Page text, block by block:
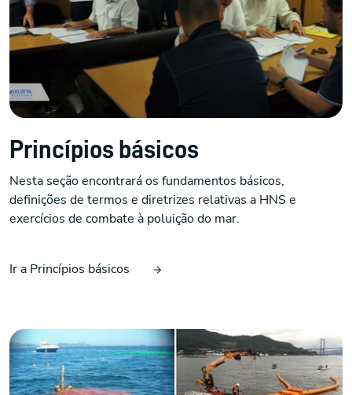
Princípios básicos
Nesta seção encontrará os fundamentos básicos,
definições de termos e diretrizes relativas a HNS e
exercícios de combate à poluição do mar.
Ir a Princípios básicos